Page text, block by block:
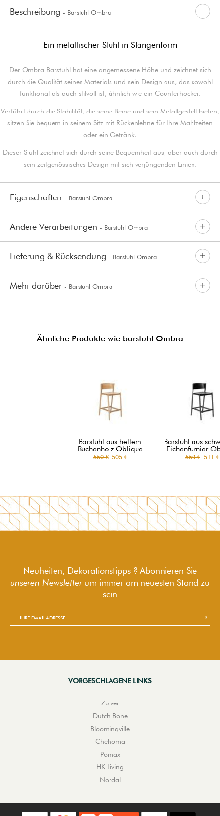
Beschreibung - Barstuhl Ombra
Ein metallischer Stuhl in Stangenform
Der Ombra Barstuhl hat eine angemessene Höhe und zeichnet sich
durch die Qualität seines Materials und sein Design aus, das sowohl
funktional als auch stilvoll ist, ähnlich wie ein Counterhocker.
Verführt durch die Stabilität, die seine Beine und sein Metallgestell bieten,
sitzen Sie bequem in seinem Sitz mit Rückenlehne für Ihre Mahlzeiten
oder ein Getränk.
Dieser Stuhl zeichnet sich durch seine Bequemheit aus, aber auch durch
sein zeitgenössisches Design mit sich verjüngenden Linien.
Eigenschaften - Barstuhl Ombra
Andere Verarbeitungen - Barstuhl Ombra
Lieferung & Rücksendung - Barstuhl Ombra
Mehr darüber - Barstuhl Ombra
Ähnliche Produkte wie barstuhl Ombra
Barstuhl aus hellem
Buchenholz Oblique
550 €505 €
Barstuhl aus
Eichenfurnier
550 €511 €
Neuheiten, Dekorationstipps ? Abonnieren Sie
unseren Newsletter um immer am neuesten Stand zu
sein
VORGESCHLAGENE LINKS
Zuiver
Dutch Bone
Bloomingville
Chehoma
Pomax
HK Living
Nordal